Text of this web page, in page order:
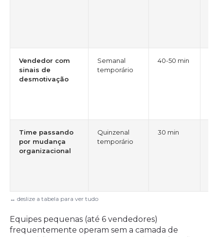
Vendedor com
sinais de
desmotivação
Semanal
temporário
40-50 min
Time passando
por mudança
organizacional
Quinzenal
temporário
30 min
Equipes pequenas (até 6 vendedores)
frequentemente operam sem a camada de